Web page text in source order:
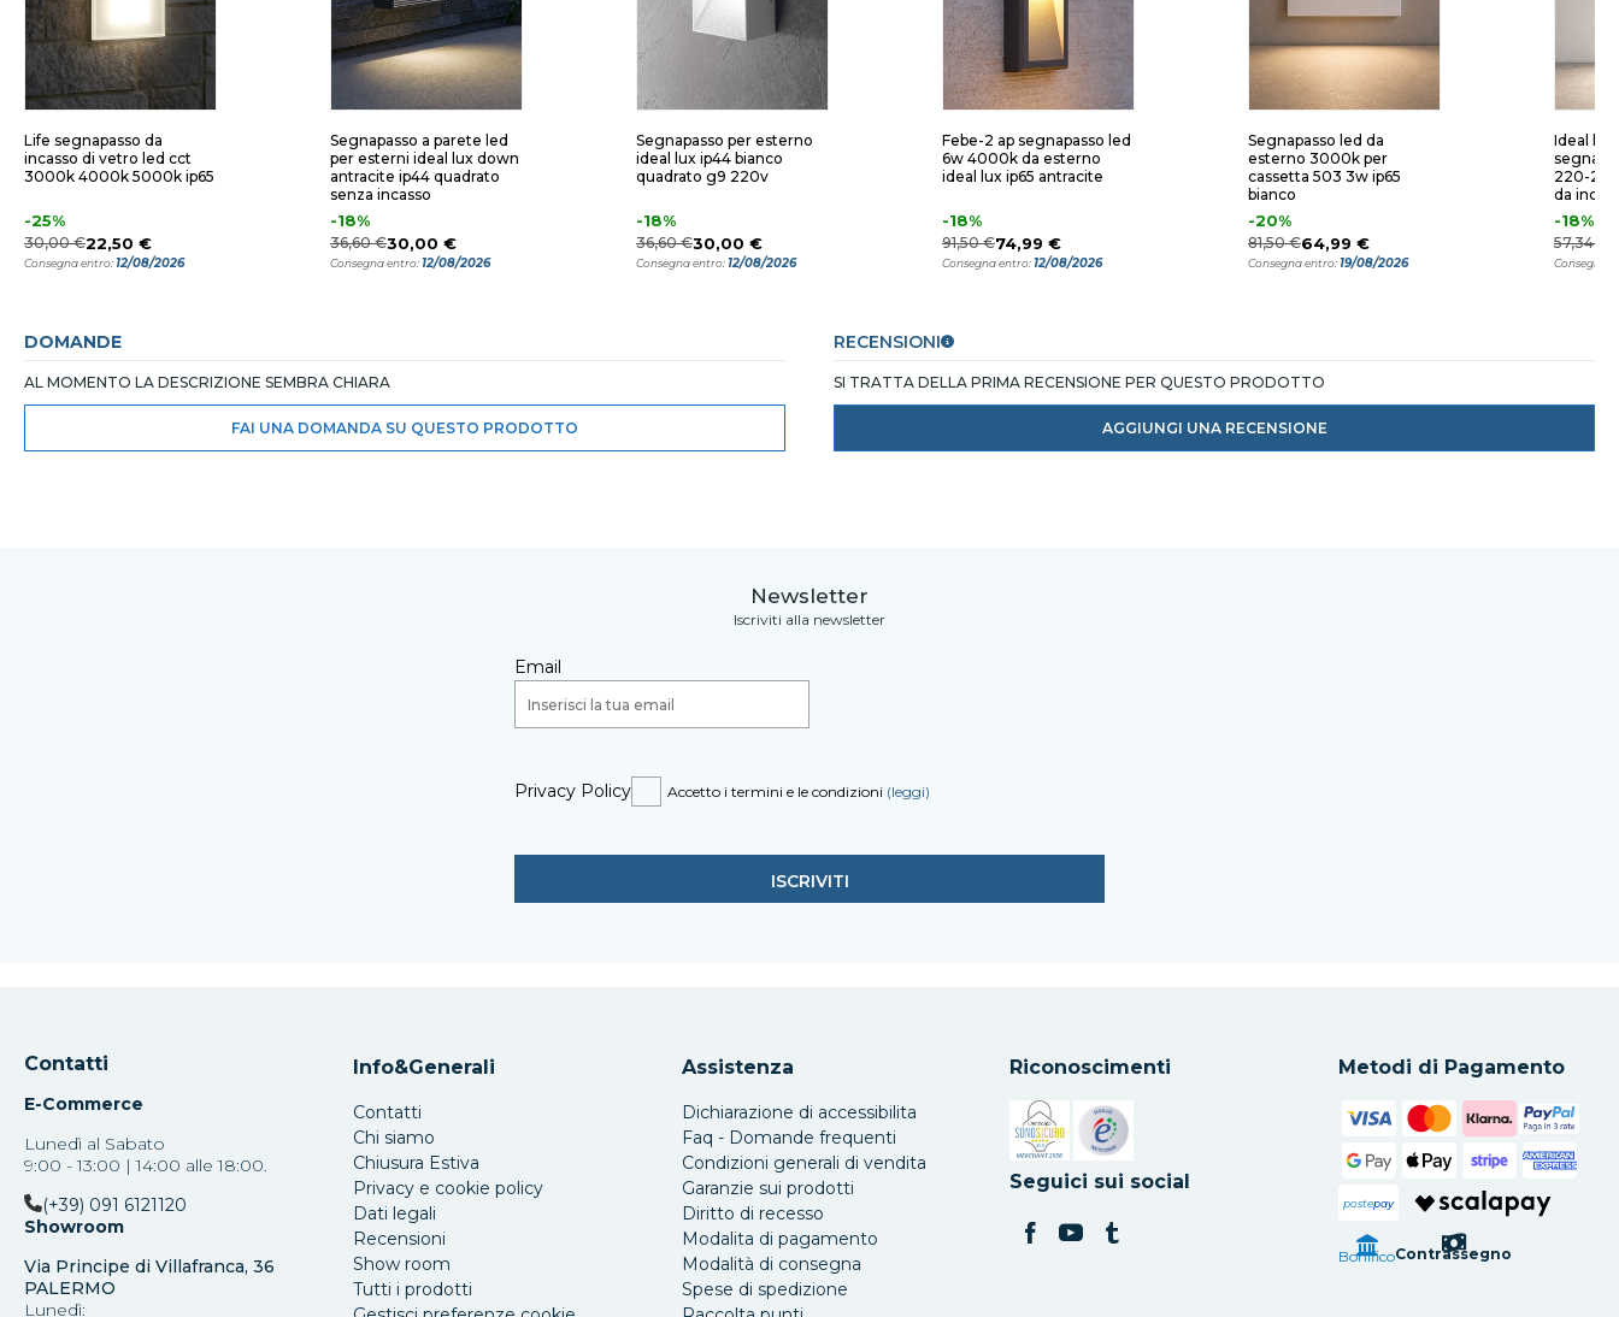
Life segnapasso da
incasso di vetro led cct
3000k 4000k 5000k ip65
-25%
30,00 €22,50 €
Consegna entro:12/08/2026
Segnapasso a parete led
per esterni ideal lux down
antracite ip44 quadrato
senza incasso
-18%
36,60 €30,00 €
Consegna entro:12/08/2026
Segnapasso per esterno
ideal lux ip44 bianco
quadrato g9 220v
-18%
36,60 €30,00 €
Consegna entro:12/08/2026
Febe-2 ap segnapasso led
6w 4000k da esterno
ideal lux ip65 antracite
-18%
91,50 €74,99 €
Consegna entro:12/08/2026
Segnapasso led da
esterno 3000k per
cassetta 503 3w ip65
bianco
-20%
81,50 €64,99 €
Consegna entro:19/08/2026
Ideal
220-
da
-18%
57,34 €
Consegna
DOMANDE
AL MOMENTO LA DESCRIZIONE SEMBRA CHIARA
FAI UNA DOMANDA SU QUESTO PRODOTTO
RECENSIONI
SI TRATTA DELLA PRIMA RECENSIONE PER QUESTO PRODOTTO
AGGIUNGI UNA RECENSIONE
Newsletter
Iscriviti alla newsletter
Email
Privacy Policy Accetto i termini e le condizioni (leggi)
Contatti
E-Commerce
Lunedì al Sabato
9:00 - 13:00 | 14:00 alle 18:00.
(+39) 091 6121120
Showroom
Via Principe di Villafranca, 36
PALERMO
Lunedì:
Info&Generali
Contatti
Chi siamo
Chiusura Estiva
Privacy e cookie policy
Dati legali
Recensioni
Show room
Tutti i prodotti
Assistenza
Dichiarazione di accessibilita
Faq - Domande frequenti
Condizioni generali di vendita
Garanzie sui prodotti
Diritto di recesso
Modalita di pagamento
Modalità di consegna
Spese di spedizione
Riconoscimenti
Si apre in una nuova scheda
Si apre in una nuova scheda
Seguici sui social
Metodi di Pagamento
postepay
BonificoContrassegno